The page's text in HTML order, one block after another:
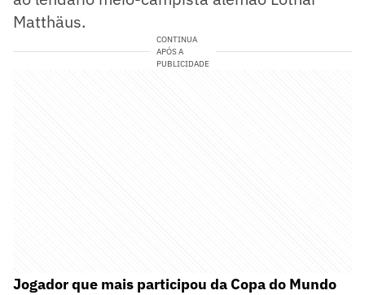
Matthäus.
CONTINUA
APÓS A
PUBLICIDADE
Jogador que mais participou da Copa do Mundo